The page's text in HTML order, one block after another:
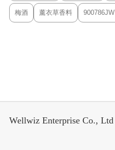
梅酒 薰衣草香料 900786JW
Wellwiz Enterprise Co., Ltd